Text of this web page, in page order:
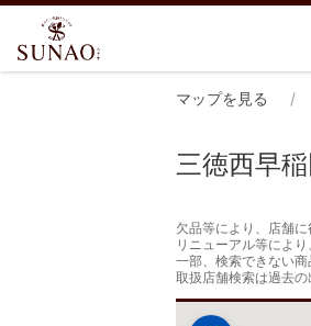
マップを見る
三徳西早
欠品等により、店舗
リニューアル等によ
一部、検索できない
取扱店舗検索は過去